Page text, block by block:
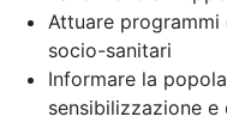
Attuare
socio-sanitari
Informare la
sensibilizzazione